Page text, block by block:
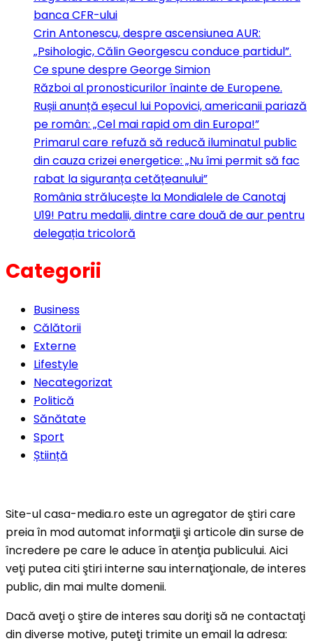
banca CFR-ului
Crin Antonescu, despre ascensiunea AUR:
„Psihologic, Călin Georgescu conduce partidul”.
Ce spune despre George Simion
Război al pronosticurilor înainte de Europene.
Rușii anunță eșecul lui Popovici, americanii pariază
pe român: „Cel mai rapid om din Europa!”
Primarul care refuză să reducă iluminatul public
din cauza crizei energetice: „Nu îmi permit să fac
rabat la siguranța cetățeanului”
România strălucește la Mondialele de Canotaj
U19! Patru medalii, dintre care două de aur pentru
delegația tricoloră
Categorii
Business
Călătorii
Externe
Lifestyle
Necategorizat
Politică
Sănătate
Sport
Știință
Site-ul casa-media.ro este un agregator de ştiri care
preia în mod automat informaţii şi articole din surse de
încredere pe care le aduce în atenţia publicului. Aici
veţi putea citi ştiri interne sau internaţionale, de interes
public, din mai multe domenii.
Dacă aveţi o ştire de interes sau doriţi să ne contactaţi
din diverse motive, puteţi trimite un email la adresa: